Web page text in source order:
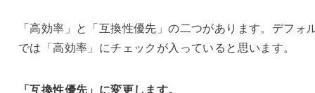
「高効率」と「互換性優先」の二つがあります。デフォ
では「高効率」にチェックが入っていると思います。
「互換性優先」に変更します。